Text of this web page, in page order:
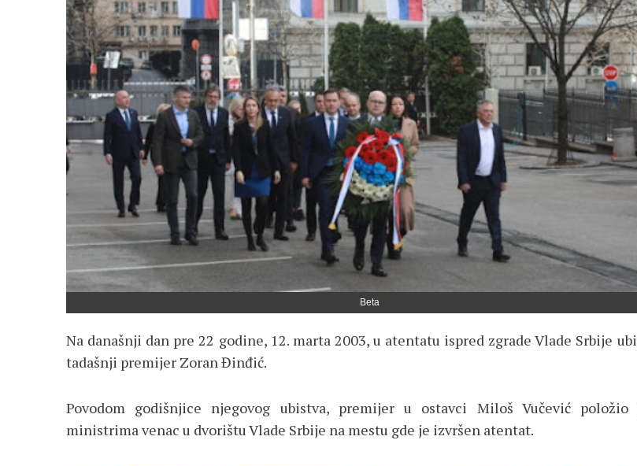
Beta
Na današnji dan pre 22 godine, 12. marta 2003, u atentatu ispred zgrade Vlade Srbije
tadašnji premijer Zoran Đinđić.
Povodom godišnjice njegovog ubistva, premijer u ostavci Miloš Vučević
ministrima venac u dvorištu Vlade Srbije na mestu gde je izvršen atentat.